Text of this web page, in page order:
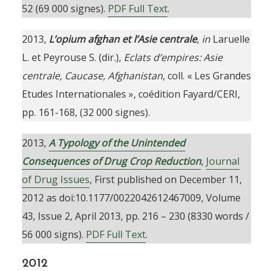
52 (69 000 signes). PDF Full Text.
2013, L’opium afghan et l’Asie centrale, inLaruelle
L. et Peyrouse S. (dir.), Eclats d’empires: Asie
centrale, Caucase, Afghanistan, coll. « Les Grandes
Etudes Internationales », coédition Fayard/CERI,
pp. 161-168, (32 000 signes).
2013, A Typology of the Unintended
Consequences of Drug Crop Reduction, Journal
of Drug Issues, First published on December 11,
2012 as doi:10.1177/0022042612467009, Volume
43, Issue 2, April 2013, pp. 216 – 230 (8330 words /
56 000 signs). PDF Full Text.
2012